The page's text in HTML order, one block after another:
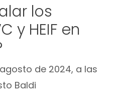
los
y HEIF en
de 2024, a las
Baldi